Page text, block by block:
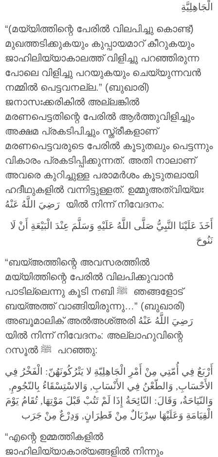
الْجَاهِلِيَّةِ
“(മയ്യിത്തിന്റെ പേരിൽ വിലപിച്ചു കൊണ്ട്)
മുഖത്തടിക്കുകയും കുപ്പായമാറ് കീറുകയും
ജാഹിലിയ്യാകാലത്ത് വിളിച്ചു പറഞ്ഞിരുന്ന
പോലെ വിളിച്ചു പറയുകയും ചെയ്യുന്നവൻ
നമ്മിൽ പെട്ടവനല്ല.” (ബുഖാരി)
ജനാസഃക്കരികിൽ അല്ലങ്കിൽ
മരണപെട്ടതിന്റെ പേരിൽ ആർത്തുവിളിച്ചും
അക്ഷമ പ്രകടിപിച്ചും സ്ത്രീകളാണ്
മരണപെട്ടവരുടെ പേരിൽ കൂടുതലും പെട്ടന്നും
വികാരം പ്രകടിപ്പിക്കുന്നത്. അതി നാലാണ്
അവരെ കുറിച്ചുള്ള പരാമർശം കൂടുതലായി
ഹദീഥുകളിൽ വന്നിട്ടുള്ളത്. ഉമ്മുഅത്വിയ്യഃ
رَضِيَ اللَّهُ عَنْهُ യിൽ നിന്ന് നിവേദനം:
أَخَذَ عَلَيْنَا النَّبِيُّ صَلَّى اللَّهُ عَلَيْهِ وَسَلَّمَ عِنْدَ الْبَيْعَةِ أَنْ لَا
نَنُوحَ
“ബയ്അത്തിന്റെ അവസരത്തിൽ
മയ്യിത്തിന്റെ പേരിൽ വിലപിക്കുവാൻ
പാടില്ലെന്നു കൂടി നബി ‎ﷺ ഞങ്ങളോട്
ബയ്അത്ത് വാങ്ങിയിരുന്നു…” (ബുഖാരി)
അബൂമാലിക് അൽഅശ്അരി رَضِيَ اللَّهُ عَنْهُ
യിൽ നിന്ന് നിവേദനം: അല്ലാഹുവിന്റെ
റസൂൽ ‎ﷺ പറഞ്ഞു:
أَرْبَعٌ فِي أُمّتِي مِنْ أَمْرِ الْجَاهِلِيّةِ لا يَتْرُكُونَهُنّ: الْفَخْرُ فِي
الأَحْسَابِ, وَالطّعْنُ فِي الأَنْسَابِ, وَالاسْتِسْقَاءُ بِالنّجُومِ,
وَالنّيَاحَةُ، وَقَالَ: النّائِحَةُ إِذَا لَمْ تَتُبْ قَبْلَ مَوْتِهَا, تُقَامُ يَوْمَ
الْقِيَامَةِ وَعَلَيْهَا سِرْبَالٌ مِنْ قَطِرَانٍ, وَدِرْعٌ مِنْ جَرَب
“എന്റെ ഉമ്മത്തികളിൽ
ജാഹിലിയ്യാകാര്യങ്ങളിൽ നിന്നും